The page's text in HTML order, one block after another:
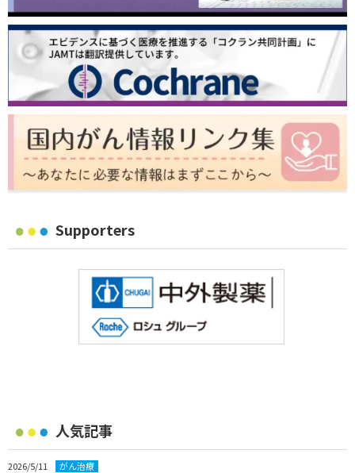
Supporters
人気記事
2026/5/11 がん治療